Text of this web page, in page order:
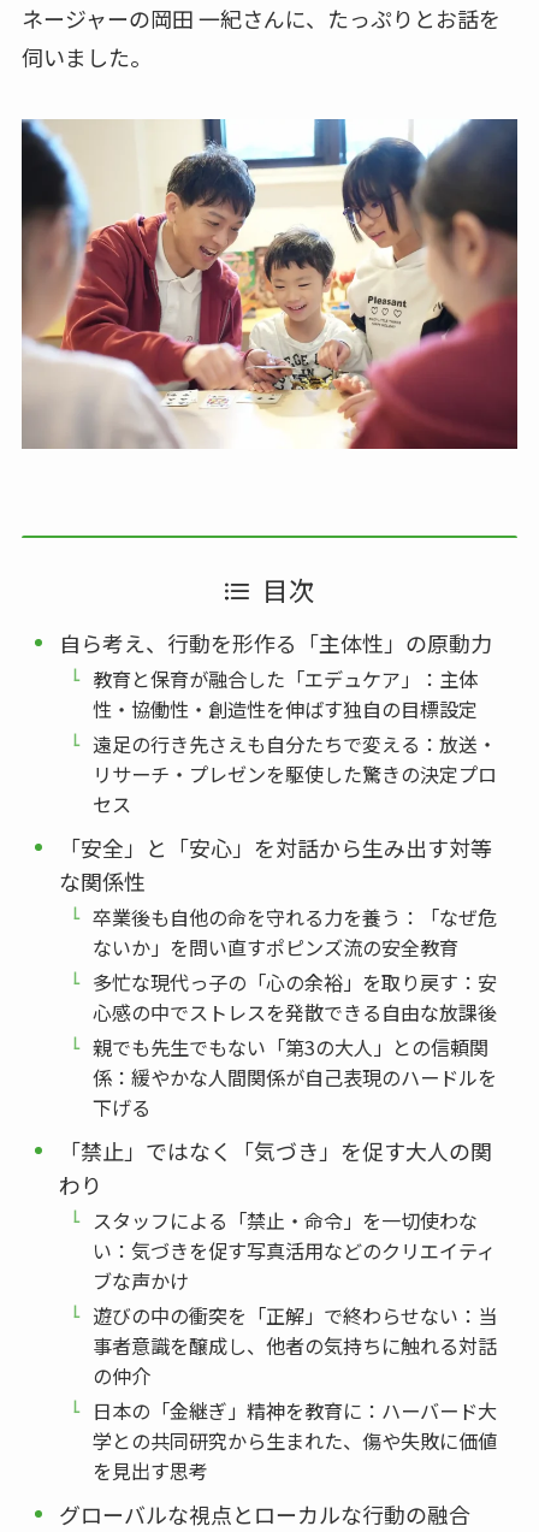
ネージャーの岡田 一紀さんに、たっぷりとお話を
伺いました。
目次
自ら考え、行動を形作る「主体性」の原動力
教育と保育が融合した「エデュケア」：主体
性・協働性・創造性を伸ばす独自の目標設定
遠足の行き先さえも自分たちで変える：放送・
リサーチ・プレゼンを駆使した驚きの決定プロ
セス
「安全」と「安心」を対話から生み出す対等
な関係性
卒業後も自他の命を守れる力を養う：「なぜ危
ないか」を問い直すポピンズ流の安全教育
多忙な現代っ子の「心の余裕」を取り戻す：安
心感の中でストレスを発散できる自由な放課後
親でも先生でもない「第3の大人」との信頼関
係：緩やかな人間関係が自己表現のハードルを
下げる
「禁止」ではなく「気づき」を促す大人の関
わり
スタッフによる「禁止・命令」を一切使わな
い：気づきを促す写真活用などのクリエイティ
ブな声かけ
遊びの中の衝突を「正解」で終わらせない：当
事者意識を醸成し、他者の気持ちに触れる対話
の仲介
日本の「金継ぎ」精神を教育に：ハーバード大
学との共同研究から生まれた、傷や失敗に価値
を見出す思考
グローバルな視点とローカルな行動の融合